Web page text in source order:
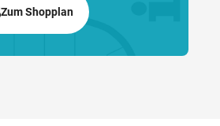
Zum Shopplan